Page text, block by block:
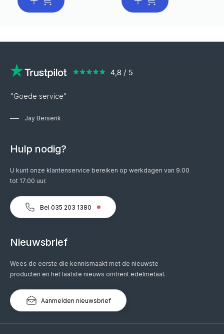
"Goede service"
Jay Berserik
Hulp nodig?
U kunt onze klantenservice bereiken op werkdagen van 9.00
tot 17.00 uur.
Bel 035 203 1380
Nieuwsbrief
Wees de eerste die kennismaakt met de nieuwste
producten en het laatste nieuws omtrent edelmetaal.
Aanmelden nieuwsbrief